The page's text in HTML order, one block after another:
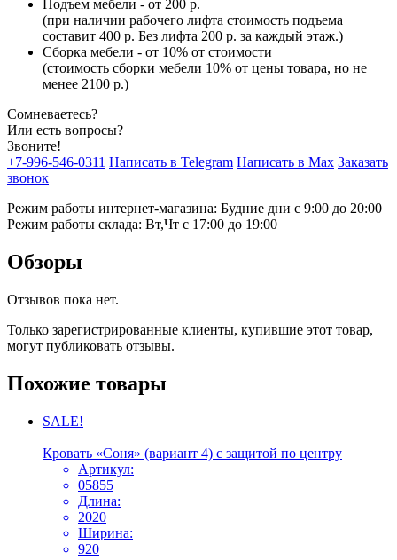
Подъем мебели - от 200 р.
(при наличии рабочего лифта стоимость подъема
составит 400 р. Без лифта 200 р. за каждый этаж.)
Сборка мебели - от 10% от стоимости
(стоимость сборки мебели 10% от цены товара, но не
менее 2100 р.)
Сомневаетесь?
Или есть вопросы?
Звоните!
+7-996-546-0311 Написать в Telegram Написать в Max Заказать
звонок
Режим работы интернет-магазина: Будние дни с 9:00 до 20:00
Режим работы склада: Вт,Чт с 17:00 до 19:00
Обзоры
Отзывов пока нет.
Только зарегистрированные клиенты, купившие этот товар,
могут публиковать отзывы.
Похожие товары
SALE!
Кровать «Соня» (вариант 4) с защитой по центру
Артикул:
05855
Длина:
2020
Ширина:
920